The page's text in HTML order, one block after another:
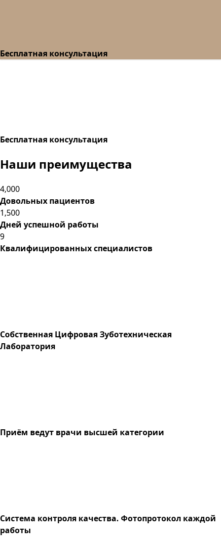
Бесплатная консультация
Бесплатная консультация
Наши преимущества
4,000
Довольных пациентов
1,500
Дней успешной работы
9
Квалифицированных специалистов
Собственная Цифровая Зуботехническая
Лаборатория
Приём ведут врачи высшей категории
Система контроля качества. Фотопротокол каждой
работы